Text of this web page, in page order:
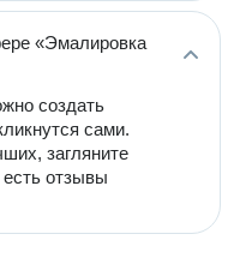
«Эмалировка
создать
сами.
загляните
отзывы